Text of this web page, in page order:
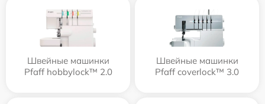
Швейные машинки
Pfaff hobbylock™ 2.0
Швейные машинки
Pfaff coverlock™ 3.0